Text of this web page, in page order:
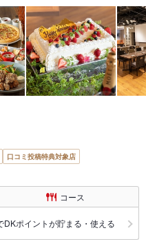
口コミ投稿特典対象店
コース
DKポイントが貯まる・使える